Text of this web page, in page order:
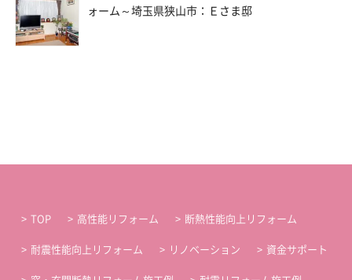
ォーム～埼玉県狭山市：Ｅさま邸
TOP 高性能リフォーム 断熱性能向上リフォーム
耐震性能向上リフォーム リノベーション 資金サポート